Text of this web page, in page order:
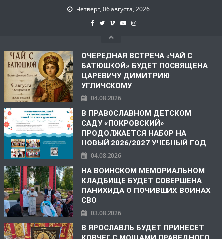
Четверг, 06 августа, 2026
ОЧЕРЕДНАЯ ВСТРЕЧА «ЧАЙ С
БАТЮШКОЙ» БУДЕТ ПОСВЯЩЕНА
ЦАРЕВИЧУ ДИМИТРИЮ
УГЛИЧСКОМУ
04.08.2026
В ПРАВОСЛАВНОМ ДЕТСКОМ
САДУ «ПОКРОВСКИЙ»
ПРОДОЛЖАЕТСЯ НАБОР НА
НОВЫЙ 2026/2027 УЧЕБНЫЙ ГОД
04.08.2026
НА ВОИНСКОМ МЕМОРИАЛЬНОМ
КЛАДБИЩЕ БУДЕТ СОВЕРШЕНА
ПАНИХИДА О ПОЧИВШИХ ВОИНАХ
СВО
03.08.2026
В ЯРОСЛАВЛЬ БУДЕТ ПРИНЕСЕТ